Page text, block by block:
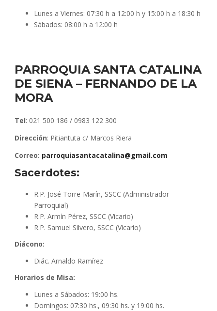
Lunes a Viernes: 07:30 h a 12:00 h y 15:00 h a 18:30 h
Sábados: 08:00 h a 12:00 h
PARROQUIA SANTA CATALINA
DE SIENA – FERNANDO DE LA
MORA
Tel: 021 500 186 / 0983 122 300
Dirección: Pitiantuta c/ Marcos Riera
Correo: parroquiasantacatalina@gmail.com
Sacerdotes:
R.P. José Torre-Marín, SSCC (Administrador
Parroquial)
R.P. Armín Pérez, SSCC (Vicario)
R.P. Samuel Silvero, SSCC (Vicario)
Diácono:
Diác. Arnaldo Ramírez
Horarios de Misa:
Lunes a Sábados: 19:00 hs.
Domingos: 07:30 hs., 09:30 hs. y 19:00 hs.